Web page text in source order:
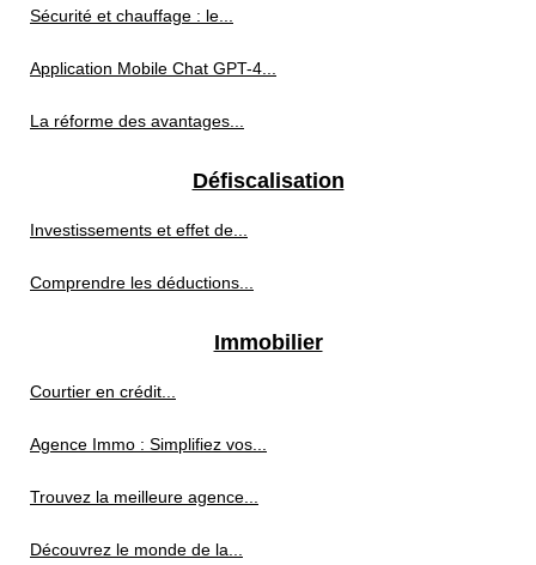
Sécurité et chauffage : le...
Application Mobile Chat GPT-4...
La réforme des avantages...
Défiscalisation
Investissements et effet de...
Comprendre les déductions...
Immobilier
Courtier en crédit...
Agence Immo : Simplifiez vos...
Trouvez la meilleure agence...
Découvrez le monde de la...